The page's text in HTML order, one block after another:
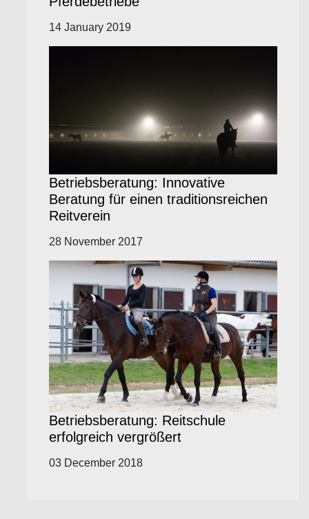
14 January 2019
Betriebsberatung: Innovative
Beratung für einen traditionsreichen
Reitverein
28 November 2017
Betriebsberatung: Reitschule
erfolgreich vergrößert
03 December 2018